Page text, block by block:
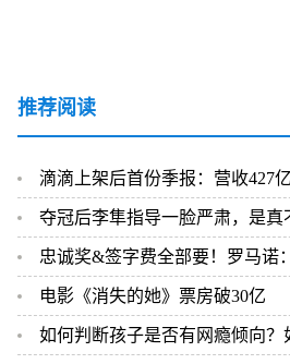
推荐阅读
滴滴上架后首份季报：营收427
夺冠后李隼指导一脸严肃，是真不高兴
忠诚奖&签字费全部要！罗马诺：巴黎
电影《消失的她》票房破30亿
如何判断孩子是否有网瘾倾向？如